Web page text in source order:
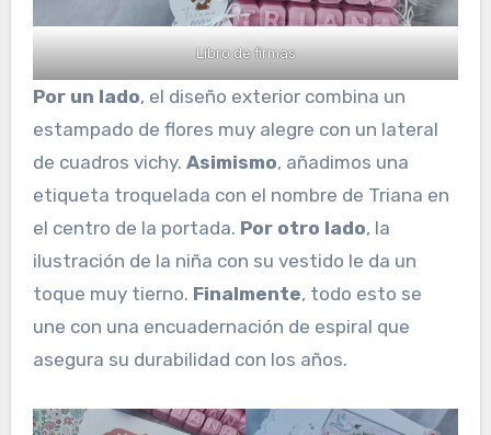
Libro de firmas
Por un lado, el diseño exterior combina un
estampado de flores muy alegre con un lateral
de cuadros vichy. Asimismo, añadimos una
etiqueta troquelada con el nombre de Triana en
el centro de la portada. Por otro lado, la
ilustración de la niña con su vestido le da un
toque muy tierno. Finalmente, todo esto se
une con una encuadernación de espiral que
asegura su durabilidad con los años.